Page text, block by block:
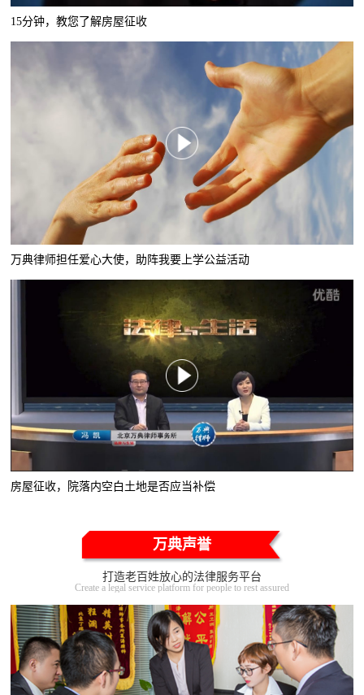
15分钟，教您了解房屋征收
万典律师担任爱心大使，助阵我要上学公益活动
房屋征收，院落内空白土地是否应当补偿
万典声誉
打造老百姓放心的法律服务平台
Create a legal service platform for people to rest assured